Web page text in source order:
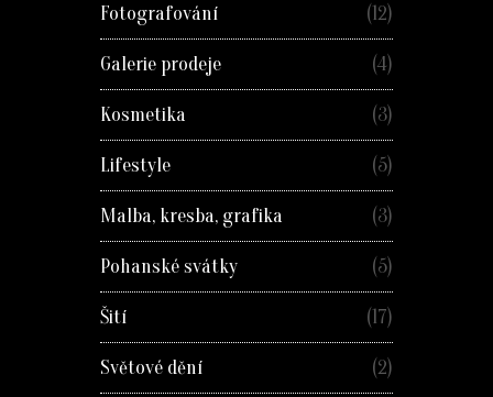
Fotografování (12)
Galerie prodeje (4)
Kosmetika (3)
Lifestyle (5)
Malba, kresba, grafika (3)
Pohanské svátky (5)
Šití (17)
Světové dění (2)